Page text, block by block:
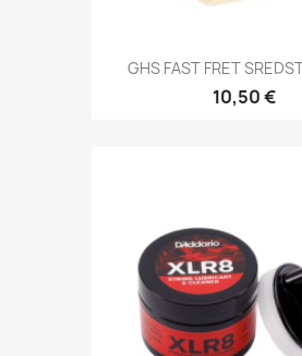
GHS FAST FRET
10,50 €